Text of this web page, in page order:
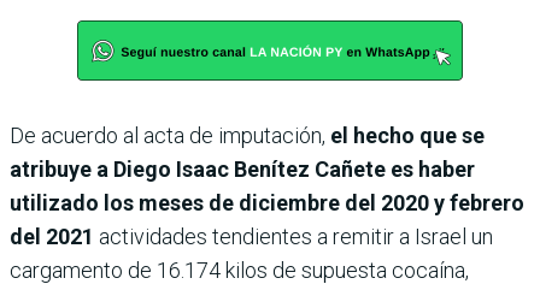
De acuerdo al acta de imputación, el hecho que se
atribuye a Diego Isaac Benítez Cañete es haber
utilizado los meses de diciembre del 2020 y febrero
del 2021 actividades tendientes a remitir a Israel un
cargamento de 16.174 kilos de supuesta cocaína,